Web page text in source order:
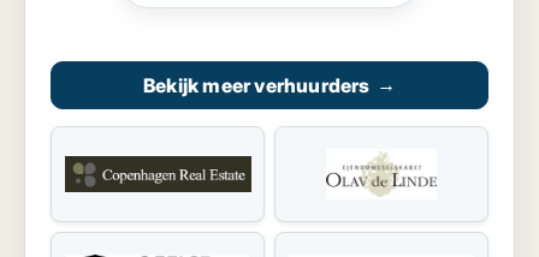
Bekijk meer verhuurders →